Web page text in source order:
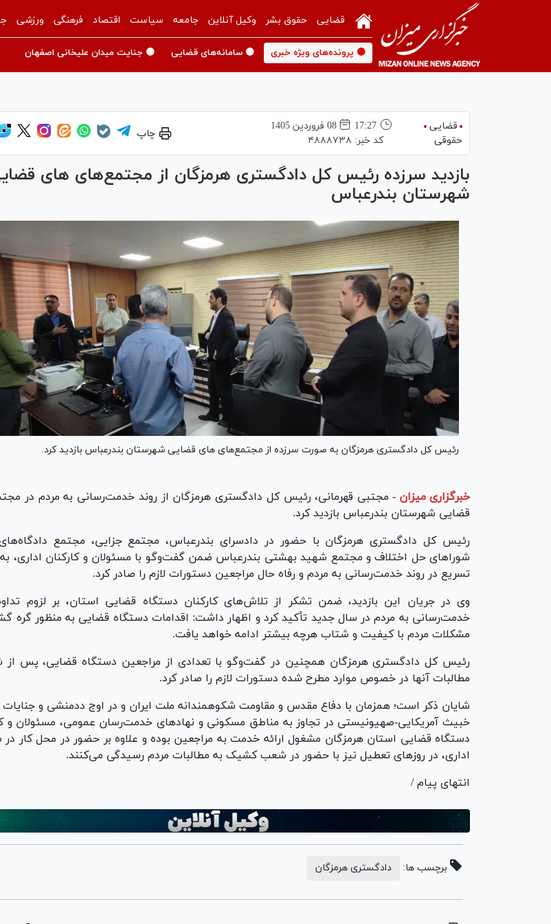
قضایی حقوق بشر وکیل آنلاین جامعه سیاست اقتصاد فرهنگی ورزشی
🟡 پرونده‌های ویژه خبری 🟡 سامانه‌های قضایی 🟡 جنایت میدان علیخانی اصفهان
قضایی
حقوقی
17:27
08 فروردين 1405
کد خبر: ۴۸۸۸۷۳۸
چاپ
بازدید سرزده رئیس کل دادگستری هرمزگان از مجتمع‌های های
شهرستان بندرعباس
رئیس کل دادگستری هرمزگان به صورت سرزده از مجتمع‌های های قضایی شهرستان بندرعباس بازدید کرد.
خبرگزاری میزان - مجتبی قهرمانی، رئیس کل دادگستری هرمزگان از روند خدمت‌رسانی به مردم در
قضایی شهرستان بندرعباس بازدید کرد.
رئیس کل دادگستری هرمزگان با حضور در دادسرای بندرعباس، مجتمع جزایی، مجتمع
شورا‌های حل اختلاف و مجتمع شهید بهشتی بندرعباس ضمن گفت‌و‌گو با مسئولان و کارکنان اداری، به
تسریع در روند خدمت‌رسانی به مردم و رفاه حال مراجعین دستورات لازم را صادر کرد.
وی در جریان این بازدید، ضمن تشکر از تلاش‌های کارکنان دستگاه قضایی استان، بر لزوم
خدمت‌رسانی به مردم در سال جدید تأکید کرد و اظهار داشت: اقدامات دستگاه قضایی به منظور گره
مشکلات مردم با کیفیت و شتاب هرچه بیشتر ادامه خواهد یافت.
رئیس کل دادگستری هرمزگان همچنین در گفت‌و‌گو با تعدادی از مراجعین دستگاه قضایی، پس از
مطالبات آنها در خصوص موارد مطرح شده دستورات لازم را صادر کرد.
شایان ذکر است؛ همزمان با دفاع مقدس و مقاومت شکوهمندانه ملت ایران و در اوج ددمنشی و
خبیث آمریکایی-صهیونیستی در تجاوز به مناطق مسکونی و نهاد‌های خدمت‌رسان عمومی، مسئولان و
دستگاه قضایی استان هرمزگان مشغول ارائه خدمت به مراجعین بوده و علاوه بر حضور در محل کار
اداری، در روز‌های تعطیل نیز با حضور در شعب کشیک به مطالبات مردم رسیدگی می‌کنند.
انتهای پیام /
برچسب ها: دادگستری هرمزگان